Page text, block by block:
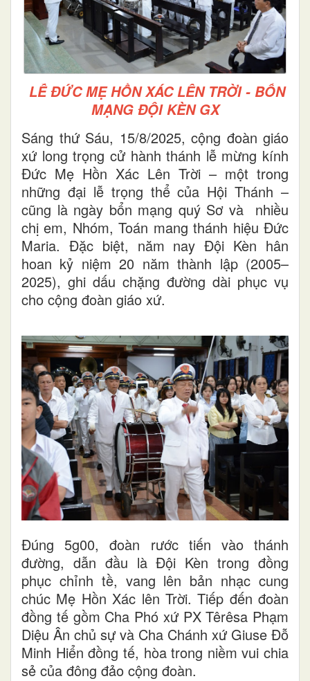
LỄ ĐỨC MẸ HỒN XÁC LÊN TRỜI - BỔN
MẠNG ĐỘI KÈN GX
Sáng thứ Sáu, 15/8/2025, cộng đoàn giáo
xứ long trọng cử hành thánh lễ mừng kính
Đức Mẹ Hồn Xác Lên Trời – một trong
những đại lễ trọng thể của Hội Thánh –
cũng là ngày bổn mạng quý Sơ và nhiều
chị em, Nhóm, Toán mang thánh hiệu Đức
Maria. Đặc biệt, năm nay Đội Kèn hân
hoan kỷ niệm 20 năm thành lập (2005–
2025), ghi dấu chặng đường dài phục vụ
cho cộng đoàn giáo xứ.
Đúng 5g00, đoàn rước tiến vào thánh
đường, dẫn đầu là Đội Kèn trong đồng
phục chỉnh tề, vang lên bản nhạc cung
chúc Mẹ Hồn Xác lên Trời. Tiếp đến đoàn
đồng tế gồm Cha Phó xứ PX Têrêsa Phạm
Diệu Ân chủ sự và Cha Chánh xứ Giuse Đỗ
Minh Hiển đồng tế, hòa trong niềm vui chia
sẻ của đông đảo cộng đoàn.